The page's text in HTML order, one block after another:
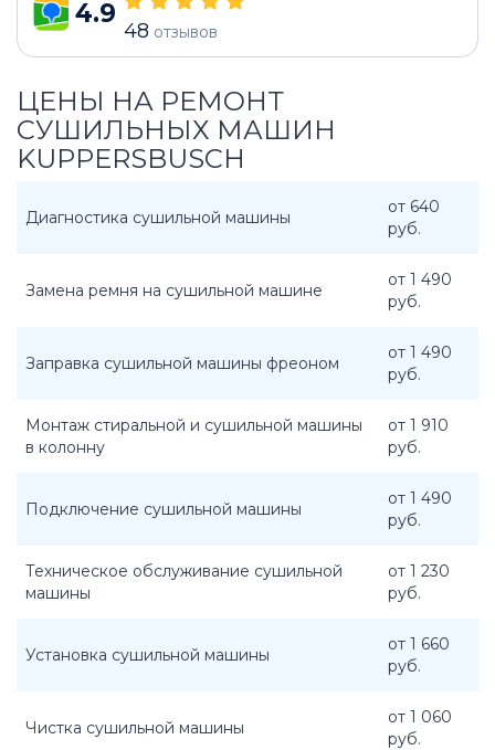
4.9
48 отзывов
ЦЕНЫ НА РЕМОНТ
СУШИЛЬНЫХ МАШИН
KUPPERSBUSCH
Диагностика сушильной машины
от 640
руб.
Замена ремня на сушильной машине
от 1 490
руб.
Заправка сушильной машины фреоном
от 1 490
руб.
Монтаж стиральной и сушильной машины
в колонну
от 1 910
руб.
Подключение сушильной машины
от 1 490
руб.
Техническое обслуживание сушильной
машины
от 1 230
руб.
Установка сушильной машины
от 1 660
руб.
Чистка сушильной машины
от 1 060
руб.